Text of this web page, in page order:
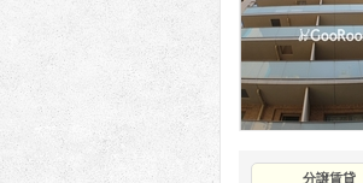
分譲賃貸